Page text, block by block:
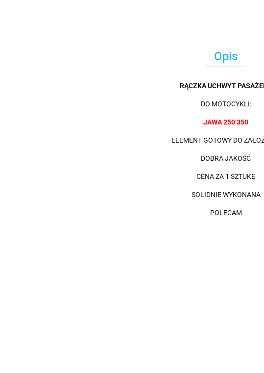
Opis
RĄCZKA UCHWYT
DO MOTOCYKLI:
JAWA 250 350
ELEMENT GOTOWY DO
DOBRA JAKOŚĆ
CENA ZA 1 SZTUKĘ
SOLIDNIE WYKONANA
POLECAM